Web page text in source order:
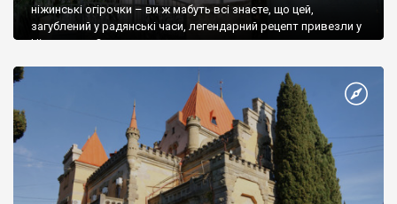
ніжинські огірочки – ви ж мабуть всі знаєте, що цей,
загублений у радянські часи, легендарний рецепт привезли у
Ніжин греки?